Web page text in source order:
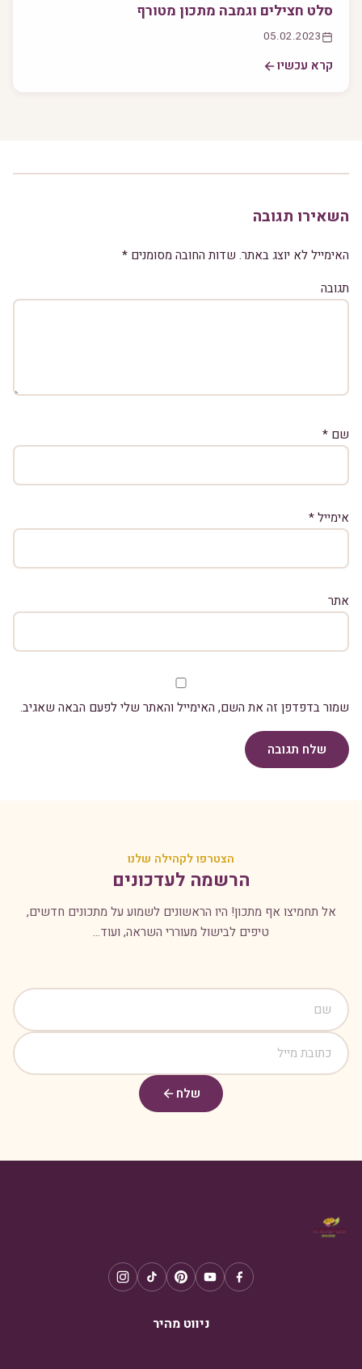
סלט חצילים וגמבה מתכון מטורף
05.02.2023
קרא עכשיו
השאירו תגובה
האימייל לא יוצג באתר. שדות החובה מסומנים *
תגובה
שם *
אימייל*
אתר
שמור בדפדפן זה את השם, האימייל והאתר שלי לפעם הבאה שאגיב.
שלח תגובה
הצטרפו לקהילה שלנו
הרשמה לעדכונים
אל תחמיצו אף מתכון! היו הראשונים לשמוע על מתכונים חדשים,
טיפים לבישול מעוררי השראה, ועוד...
שלח
ניווט מהיר